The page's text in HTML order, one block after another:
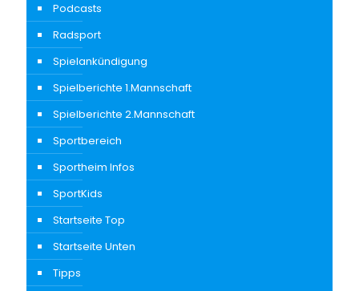
Podcasts
Radsport
Spielankündigung
Spielberichte 1.Mannschaft
Spielberichte 2.Mannschaft
Sportbereich
Sportheim Infos
SportKids
Startseite Top
Startseite Unten
Tipps